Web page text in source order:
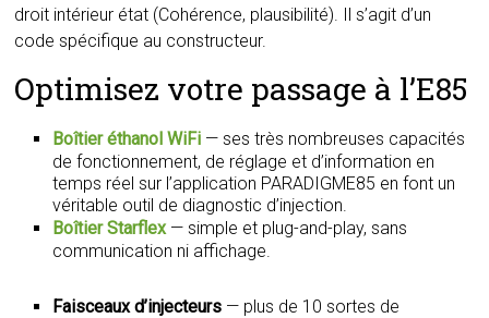
droit intérieur état (Cohérence, plausibilité). Il s’agit d’un
code spécifique au constructeur.
Optimisez votre passage à l’E85
Boîtier éthanol WiFi — ses très nombreuses capacités
de fonctionnement, de réglage et d’information en
temps réel sur l’application PARADIGME85 en font un
véritable outil de diagnostic d’injection.
Boîtier Starflex— simple et plug-and-play, sans
communication ni affichage.
Faisceaux d’injecteurs — plus de 10 sortes de